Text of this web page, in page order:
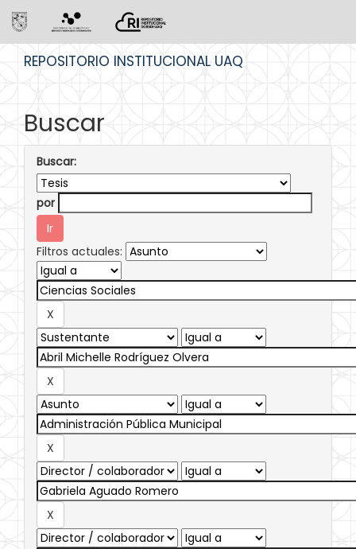
REPOSITORIO INSTITUCIONAL UAQ
Buscar
Buscar:
por
Filtros actuales: